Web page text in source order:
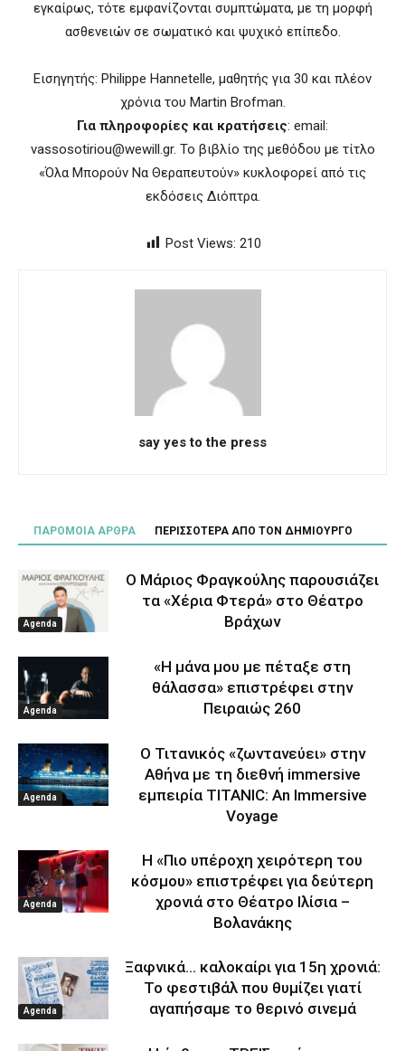
εγκαίρως, τότε εμφανίζονται συμπτώματα, με τη μορφή
ασθενειών σε σωματικό και ψυχικό επίπεδο.
Εισηγητής: Philippe Hannetelle, μαθητής για 30 και πλέον
χρόνια του Martin Brofman.
Για πληροφορίες και κρατήσεις: email:
vassosotiriou@wewill.gr. Το βιβλίο της μεθόδου με τίτλο
«Όλα Μπορούν Να Θεραπευτούν» κυκλοφορεί από τις
εκδόσεις Διόπτρα.
Post Views: 210
say yes to the press
ΠΑΡΟΜΟΙΑ ΑΡΘΡΑ ΠΕΡΙΣΣΟΤΕΡΑ ΑΠΟ ΤΟΝ ΔΗΜΙΟΥΡΓΟ
Agenda
Ο Μάριος Φραγκούλης παρουσιάζει
τα «Χέρια Φτερά» στο Θέατρο
Βράχων
Agenda
«Η μάνα μου με πέταξε στη
θάλασσα» επιστρέφει στην
Πειραιώς 260
Agenda
Ο Τιτανικός «ζωντανεύει» στην
Αθήνα με τη διεθνή immersive
εμπειρία TITANIC: An Immersive
Voyage
Agenda
Η «Πιο υπέροχη χειρότερη του
κόσμου» επιστρέφει για δεύτερη
χρονιά στο Θέατρο Ιλίσια –
Βολανάκης
Agenda
Ξαφνικά… καλοκαίρι για 15η χρονιά:
Το φεστιβάλ που θυμίζει γιατί
αγαπήσαμε το θερινό σινεμά